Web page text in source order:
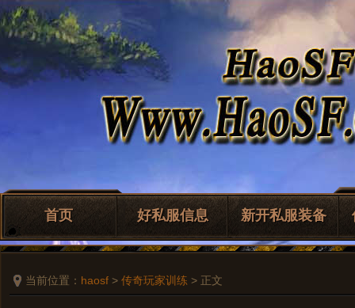
首页 好私服信息 新开私服装备
当前位置： haosf > 传奇玩家训练 > 正文